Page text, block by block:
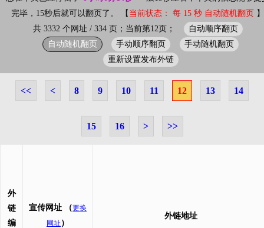
完毕，15秒后就可以翻页了。 【 当前状态： 每 15 秒 自动随机翻页 】
共 3332 个网址 / 334 页；当前第12页；
自动顺序翻页
自动随机翻页
手动顺序翻页
手动随机翻页
重新设置发布外链
<< < 8 9 10 11 12 13 14
15 16 > >>
外
链
编
宣传网址 （更换
网址 ）
外链地址